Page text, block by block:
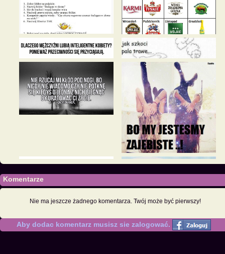
Komentarze
Nie ma jeszcze żadnego komentarza. Twój może być pierwszy!
Aby dodac komentarz musisz sie zalogować.